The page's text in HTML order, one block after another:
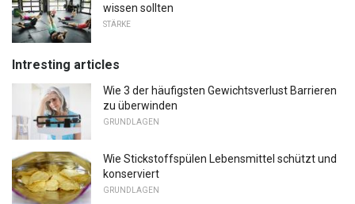
wissen sollten
STÄRKE
Intresting articles
Wie 3 der häufigsten Gewichtsverlust Barrieren
zu überwinden
GRUNDLAGEN
Wie Stickstoffspülen Lebensmittel schützt und
konserviert
GRUNDLAGEN